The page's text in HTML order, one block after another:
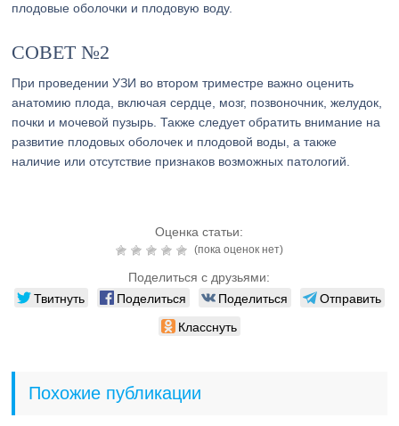
плодовые оболочки и плодовую воду.
СОВЕТ №2
При проведении УЗИ во втором триместре важно оценить
анатомию плода, включая сердце, мозг, позвоночник, желудок,
почки и мочевой пузырь. Также следует обратить внимание на
развитие плодовых оболочек и плодовой воды, а также
наличие или отсутствие признаков возможных патологий.
Оценка статьи:
(пока оценок нет)
Поделиться с друзьями:
Твитнуть Поделиться Поделиться
Отправить
Класснуть
Похожие публикации